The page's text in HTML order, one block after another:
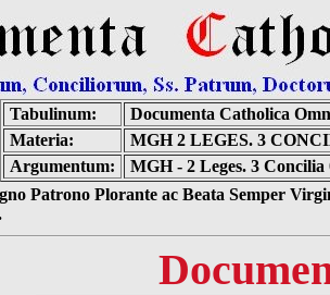
Tabulinum:
Documenta Catholica
Materia:
MGH 2 LEGES. 3
Argumentum:
MGH - 2 Leges. 3
Patrono Plorante ac Beata Semper